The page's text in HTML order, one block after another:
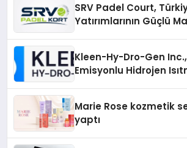
SRV Padel Court,
Yatırımlarının Güçlü
Kleen-Hy-Dro-Gen Inc.,
Emisyonlu Hidrojen
Marie Rose kozmetik
yaptı